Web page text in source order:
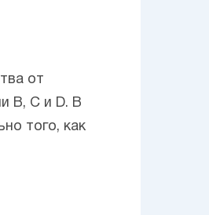
от
В, С и D. В
того, как